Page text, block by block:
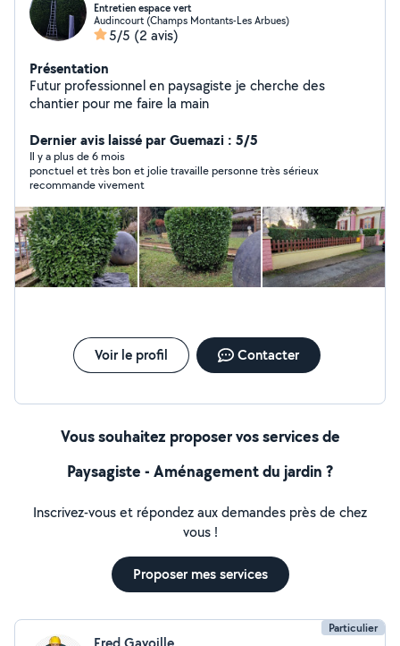
Entretien espace vert
Audincourt (Champs Montants-Les Arbues)
5/5 (2 avis)
Présentation
Futur professionnel en paysagiste je cherche des
chantier pour me faire la main
Dernier avis laissé par Guemazi : 5/5
Il y a plus de 6 mois
ponctuel et très bon et jolie travaille personne très sérieux
recommande vivement
Voir le profil Contacter
Vous souhaitez proposer vos services de
Paysagiste - Aménagement du jardin ?
Inscrivez-vous et répondez aux demandes près de chez
vous !
Proposer mes services
Particulier